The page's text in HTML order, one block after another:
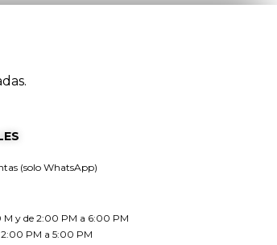
(solo WhatsApp)
M y de 2:00 PM a 6:00 PM
2:00 PM a 5:00 PM